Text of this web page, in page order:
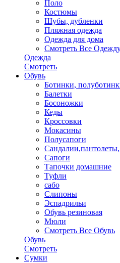
Поло
Костюмы
Шубы, дубленки
Пляжная одежда
Одежда для дома
Смотреть Все
Одежда
Смотреть
Обувь
Ботинки,
Балетки
Босоножки
Кеды
Кроссовки
Мокасины
Полусапоги
Сапоги
Тапочки домашние
Туфли
сабо
Слипоны
Эспадрильи
Обувь резиновая
Мюли
Смотреть Все Обувь
Обувь
Смотреть
Сумки